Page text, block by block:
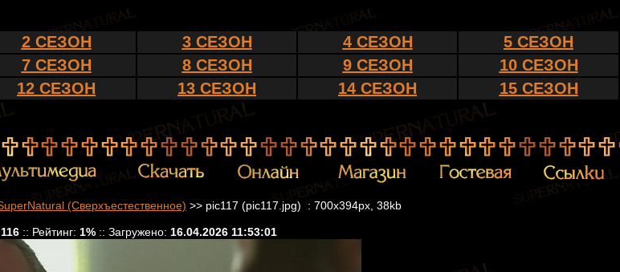
2 СЕЗОН 3 СЕЗОН 4 СЕЗОН
5 СЕЗОН
7 СЕЗОН 8 СЕЗОН 9 СЕЗОН
10 СЕЗОН
12 СЕЗОН 13 СЕЗОН 14 СЕЗОН 15 СЕЗОН
(Сверхъестественное) >> pic117 (pic117.jpg) : 700x394px, 38kb
116:: Рейтинг: 1%:: Загружено: 16.04.2026 11:53:01